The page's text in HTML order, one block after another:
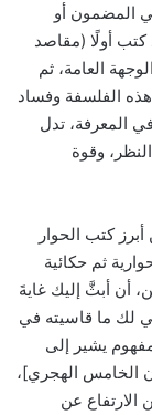
المضمون أو
كتب أولًا (مقاصد
العامة، ثم
الفلسفة وفساد
المعرفة، تدل
وقوة
كتب الحوار
ثم حكائية
أن أبثَّ إليك غايةَ
لك ما قاسيته في
يشير إلى
الخامس الهجري]،
الارتفاع عن